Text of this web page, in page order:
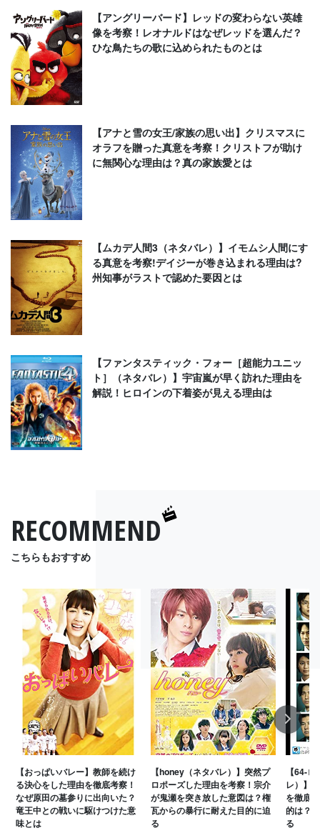
【アングリーバード】レッドの変わらない英雄
像を考察！レオナルドはなぜレッドを選んだ？
ひな鳥たちの歌に込められたものとは
【アナと雪の女王/家族の思い出】クリスマスに
オラフを贈った真意を考察！クリストフが助け
に無関心な理由は？真の家族愛とは
【ムカデ人間3（ネタバレ）】イモムシ人間にす
る真意を考察!デイジーが巻き込まれる理由は?
州知事がラストで認めた要因とは
【ファンタスティック・フォー［超能力ユニッ
ト］（ネタバレ）】宇宙嵐が早く訪れた理由を
解説！ヒロインの下着姿が見える理由は
RECOMMEND
こちらもおすすめ
【おっぱいバレー】教師を続け
る決心をした理由を徹底考察！
なぜ原田の墓参りに出向いた？
竜王中との戦いに駆けつけた意
味とは
【honey（ネタバレ）】突然プ
ロポーズした理由を考察！宗介
が鬼瀬を突き放した意図は？権
瓦からの暴行に耐えた目的に迫
る
【64-
レ）】
を徹底
的は？
る
Next